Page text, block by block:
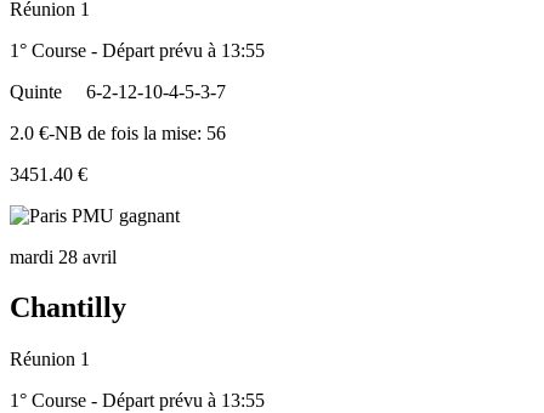
Réunion 1
1° Course - Départ prévu à 13:55
Quinte
6-2-12-10-4-5-3-7
2.0 €-NB de fois la mise: 56
3451.40 €
mardi 28 avril
Chantilly
Réunion 1
1° Course - Départ prévu à 13:55